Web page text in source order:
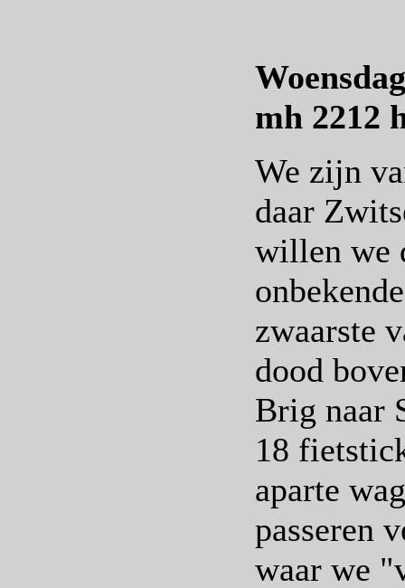
mh 2212
We zijn
daar
willen we
zwaarste
dood
Brig naar
18
aparte
passeren
waar we